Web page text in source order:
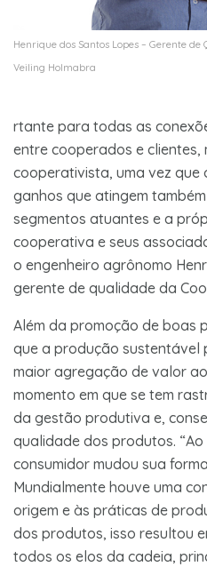
Henrique dos Santos Lopes – Gerente
Veiling Holmabra
rtante para todas as
entre cooperados e clientes,
cooperativista, uma vez que
ganhos que atingem
segmentos atuantes e a
cooperativa e seus
o engenheiro agrônomo
gerente de qualidade da
Além da promoção de boas
que a produção sustentável
maior agregação de valor
momento em que se tem
da gestão produtiva e,
qualidade dos produtos.
consumidor mudou sua
Mundialmente houve uma
origem e às práticas de
dos produtos, isso resultou
todos os elos da cadeia,